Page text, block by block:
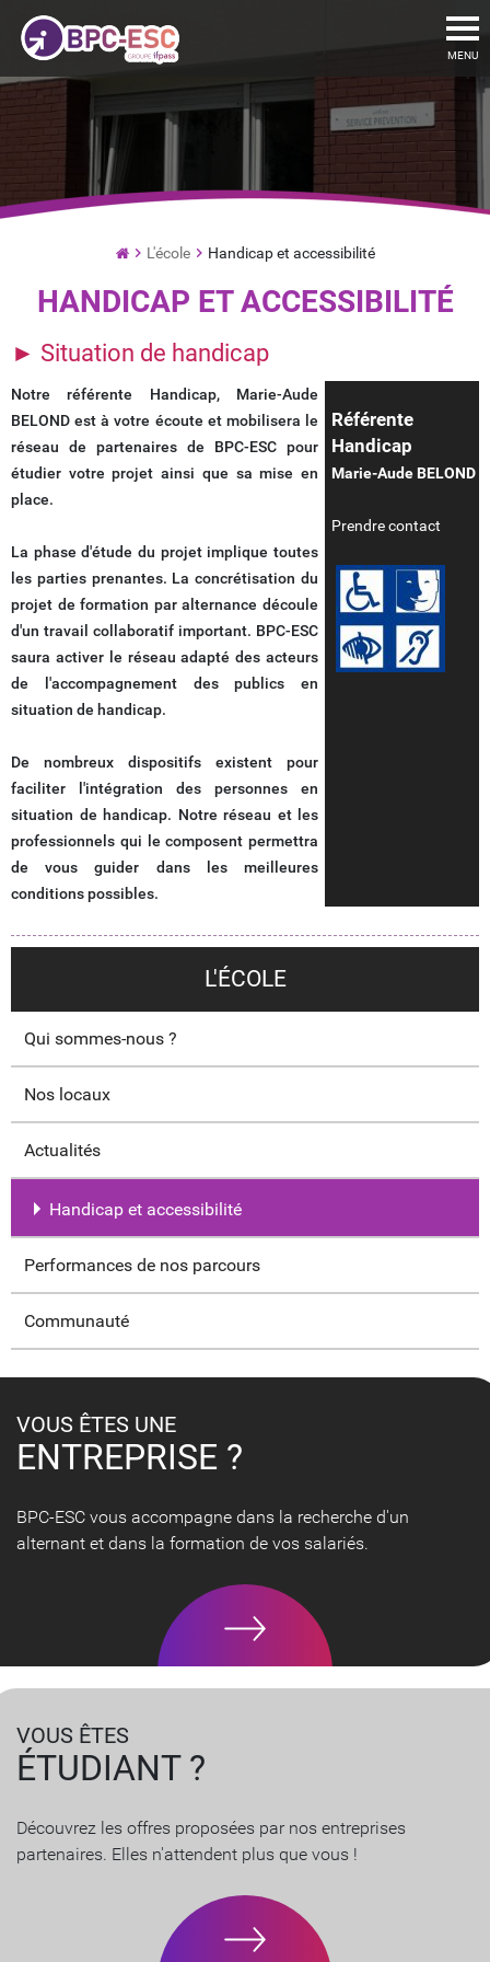
MENU
commerce
Alternance
et
Institut
L'école Handicap et accessibilité
HANDICAP ET ACCESSIBILITÉ
► Situation de handicap
Notre référente Handicap, Marie-Aude
BELOND est à votre écoute et mobilisera le
réseau de partenaires de BPC-ESC pour
étudier votre projet ainsi que sa mise en
place.
La phase d'étude du projet implique toutes
les parties prenantes. La concrétisation du
projet de formation par alternance découle
d'un travail collaboratif important. BPC-ESC
saura activer le réseau adapté des acteurs
de l'accompagnement des publics en
situation de handicap.
De nombreux dispositifs existent pour
faciliter l'intégration des personnes en
situation de handicap. Notre réseau et les
professionnels qui le composent permettra
de vous guider dans les meilleures
conditions possibles.
Référente
Handicap
Marie-Aude BELOND
Prendre contact
L'ÉCOLE
Qui sommes-nous ?
Nos locaux
Actualités
Handicap et accessibilité
Performances de nos parcours
Communauté
VOUS ÊTES UNE
ENTREPRISE ?
BPC-ESC vous accompagne dans la recherche d'un
alternant et dans la formation de vos salariés.
VOUS ÊTES
ÉTUDIANT ?
Découvrez les offres proposées par nos entreprises
partenaires. Elles n'attendent plus que vous !